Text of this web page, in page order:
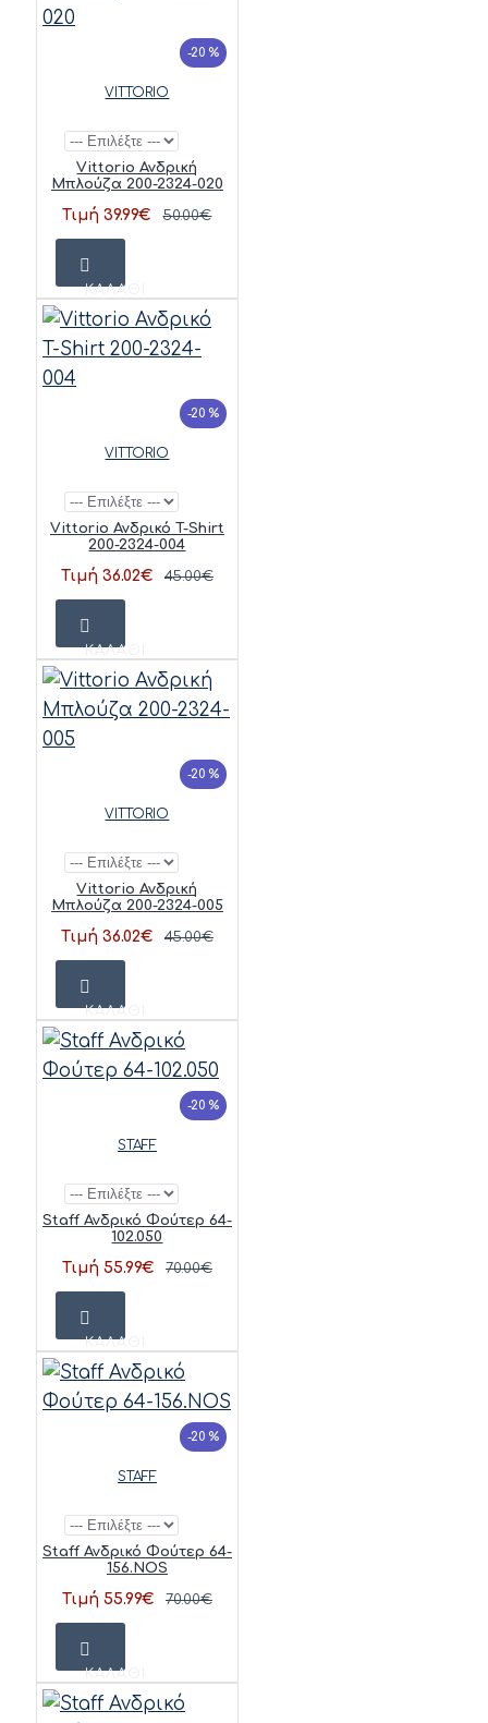
-20 %
VITTORIO
Vittorio Ανδρική
Μπλούζα 200-2324-020
Τιμή 39.99€ 50.00€
ΚΑΛΆΘΙ
-20 %
VITTORIO
Vittorio Ανδρικό T-Shirt
200-2324-004
Τιμή 36.02€ 45.00€
ΚΑΛΆΘΙ
-20 %
VITTORIO
Vittorio Ανδρική
Μπλούζα 200-2324-005
Τιμή 36.02€ 45.00€
ΚΑΛΆΘΙ
-20 %
STAFF
Staff Ανδρικό Φούτερ 64-
102.050
Τιμή 55.99€ 70.00€
ΚΑΛΆΘΙ
-20 %
STAFF
Staff Ανδρικό Φούτερ 64-
156.NOS
Τιμή 55.99€ 70.00€
ΚΑΛΆΘΙ